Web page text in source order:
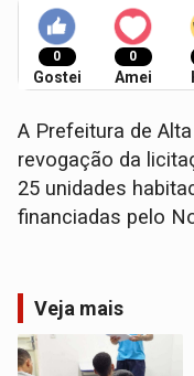
0
Gostei
0
Amei
A Prefeitura de
revogação da
25 unidades
financiadas pelo
Veja mais